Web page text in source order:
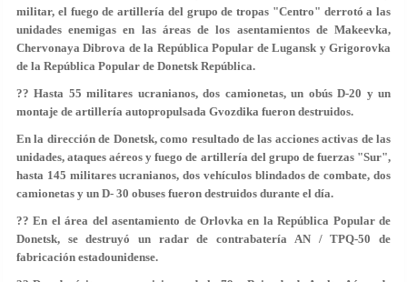
militar, el fuego de artillería del grupo de tropas "Centro" derrotó a las
unidades enemigas en las áreas de los asentamientos de Makeevka,
Chervonaya Dibrova de la República Popular de Lugansk y Grigorovka
de la República Popular de Donetsk República.
?? Hasta 55 militares ucranianos, dos camionetas, un obús D-20 y un
montaje de artillería autopropulsada Gvozdika fueron destruidos.
En la dirección de Donetsk, como resultado de las acciones activas de las
unidades, ataques aéreos y fuego de artillería del grupo de fuerzas "Sur",
hasta 145 militares ucranianos, dos vehículos blindados de combate, dos
camionetas y un D- 30 obuses fueron destruidos durante el día.
?? En el área del asentamiento de Orlovka en la República Popular de
Donetsk, se destruyó un radar de contrabatería AN / TPQ-50 de
fabricación estadounidense.